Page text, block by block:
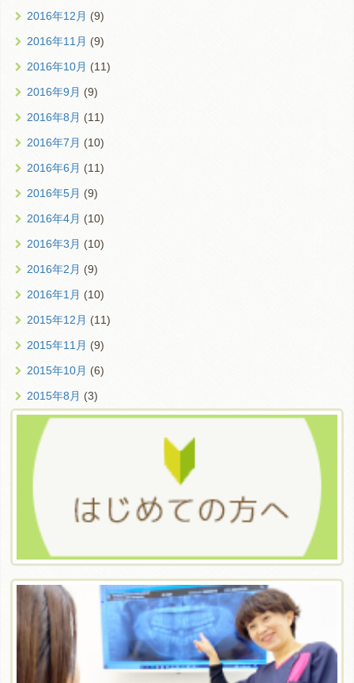
2016年12月 (9)
2016年11月 (9)
2016年10月 (11)
2016年9月 (9)
2016年8月 (11)
2016年7月 (10)
2016年6月 (11)
2016年5月 (9)
2016年4月 (10)
2016年3月 (10)
2016年2月 (9)
2016年1月 (10)
2015年12月 (11)
2015年11月 (9)
2015年10月 (6)
2015年8月 (3)